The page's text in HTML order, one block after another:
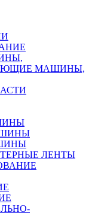
МАШИНЫ,
ЛЕНТЫ